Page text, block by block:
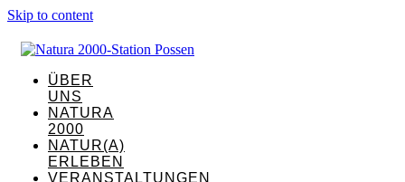
Skip to content
ÜBER
UNS
NATURA
2000
NATUR(A)
ERLEBEN
VERANSTALTUNGEN